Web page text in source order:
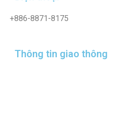
+886-8871-8175
Thông tin giao thông